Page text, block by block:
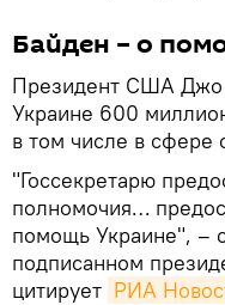
Байден – о
Президент США Джо
Украине 600
в том числе в
"Госсекретарю
полномочия…
помощь Украине", –
подписанном
цитирует РИА